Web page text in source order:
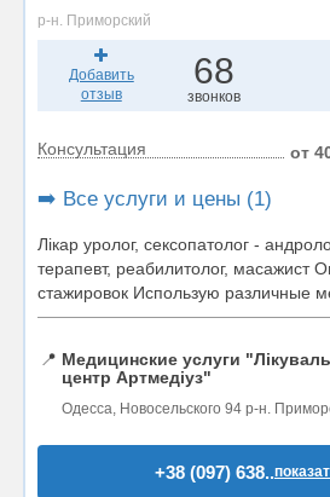
р-н. Приморский
Добавить
отзыв
68
звонков
Консультация от
➡️ Все услуги и цены (1)
Лікар уролог, сексопатолог -
терапевт, реабилитолог, масажист
стажировок Использую различные
📍 Медицинские услуги
центр Артмедіуз"
Одесса, Новосельского 94 р-н.
+38 (097) 638..